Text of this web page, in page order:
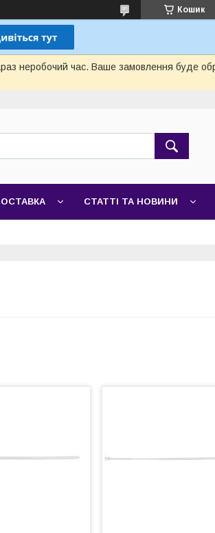
Кошик
неробочий час. Ваше замовлення буде
СТАТТІ ТА НОВИНИ